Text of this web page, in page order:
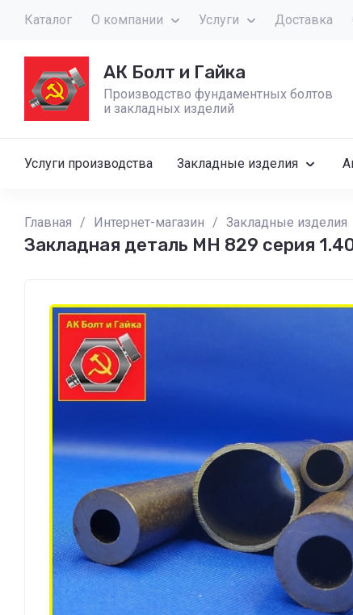
Каталог О компании Услуги Доставка
АК Болт и Гайка
Производство фундаментных болтов
и закладных изделий
Услуги производства Закладные изделия
Главная / Интернет-магазин / Закладные изделия
Закладная деталь МН 829 серия